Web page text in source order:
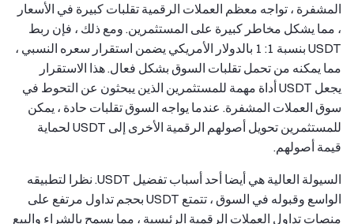
المشفرة ، تواجه معظم العملات الرقمية تقلبات كبيرة في الأسعار
، مما يشكل مخاطر كبيرة على المستثمرين. ومع ذلك ، فإن ربط
USDT بنسبة 1: 1 بالدولار الأمريكي يضمن استقرار سعره النسبي ،
مما يمكنه من تحمل تقلبات السوق بشكل فعال. هذا الاستقرار
يجعل USDT أداة مهمة للمستثمرين الذين يبحثون عن التحوط في
سوق العملات المشفرة. عندما يواجه السوق تقلبات حادة ، يمكن
للمستثمرين تحويل أصولهم الرقمية الأخرى إلى USDT لحماية
قيمة أصولهم.
السيولة العالية هي أيضا أحد أسباب تفضيل USDT. نظرا لتطبيقه
الواسع وقبوله في السوق ، تتمتع USDT بحجم تداول مرتفع على
منصات تداول العملات الرقمية الرئيسية ، مما يسمح بالشراء والبيع